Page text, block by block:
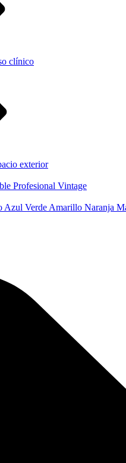
clínico
exterior
Profesional Vintage
Azul Verde Amarillo Naranja